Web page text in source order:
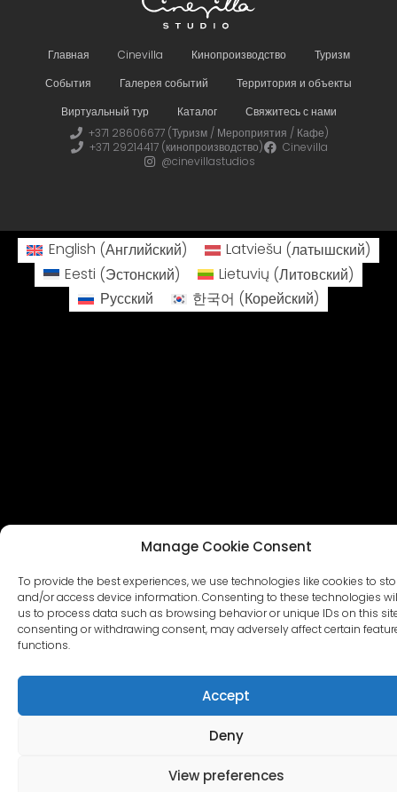
Manage Cookie Consent
To provide the best experiences, we use technologies like cookies to
and/or access device information. Consenting to these technologies
us to process data such as browsing behavior or unique IDs on this
consenting or withdrawing consent, may adversely affect certain
functions.
Accept
Deny
View preferences
Главная Cinevilla Кинопроизводство
Туризм
События
Галерея событий
Территория и объекты
Виртуальный тур
Каталог
Свяжитесь с нами
+371 28606677 (Туризм / Мероприятия / Кафе)
+371 29214417 (кинопроизводство)
Cinevilla
@cinevillastudios
English (Английский) Latviešu (латышский)
Eesti (Эстонский) Lietuvių (Литовский)
Русский
한국어 (Корейский)